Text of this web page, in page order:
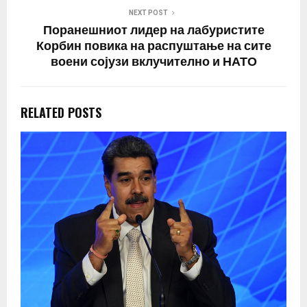
NEXT POST
Поранешниот лидер на лабуристите
Корбин повика на распуштање на сите
воени сојузи вклучително и НАТО
RELATED POSTS